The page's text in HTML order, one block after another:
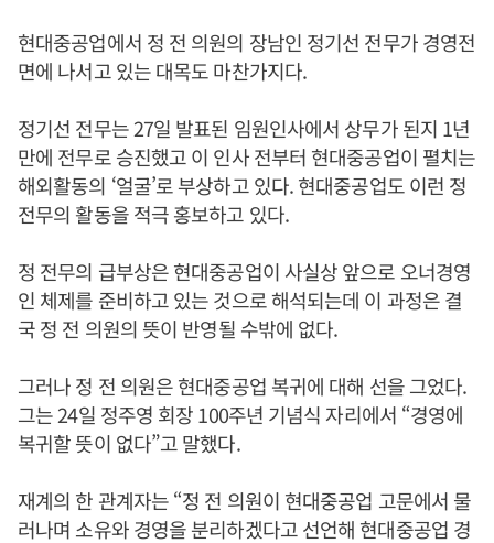
현대중공업에서 정 전 의원의 장남인 정기선 전무가 경영전
면에 나서고 있는 대목도 마찬가지다.
정기선 전무는 27일 발표된 임원인사에서 상무가 된지 1년
만에 전무로 승진했고 이 인사 전부터 현대중공업이 펼치는
해외활동의 ‘얼굴’로 부상하고 있다. 현대중공업도 이런 정
전무의 활동을 적극 홍보하고 있다.
정 전무의 급부상은 현대중공업이 사실상 앞으로 오너경영
인 체제를 준비하고 있는 것으로 해석되는데 이 과정은 결
국 정 전 의원의 뜻이 반영될 수밖에 없다.
그러나 정 전 의원은 현대중공업 복귀에 대해 선을 그었다.
그는 24일 정주영 회장 100주년 기념식 자리에서 “경영에
복귀할 뜻이 없다”고 말했다.
재계의 한 관계자는 “정 전 의원이 현대중공업 고문에서 물
러나며 소유와 경영을 분리하겠다고 선언해 현대중공업 경